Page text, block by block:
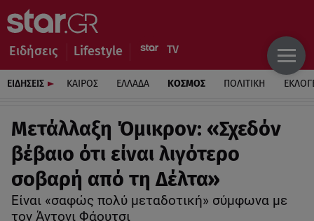
Ειδήσεις Lifestyle
ΕΙΔΗΣΕΙΣ ΚΑΙΡΟΣ ΕΛΛΑΔΑ ΚΟΣΜΟΣ ΠΟΛΙΤΙΚΗ
Μετάλλαξη Όμικρον: «Σχεδόν
βέβαιο ότι είναι λιγότερο
σοβαρή από τη Δέλτα»
Είναι «σαφώς πολύ μεταδοτική» σύμφωνα με
τον Άντονι Φάουτσι